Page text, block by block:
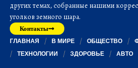
других темах, собранные нашими
уголков земного шара.
Контакты
ГЛАВНАЯ В МИРЕ ОБЩЕСТВО
ТЕХНОЛОГИИ
ЗДОРОВЬЕ АВТО